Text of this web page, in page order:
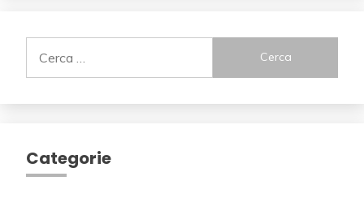
per:
Categorie